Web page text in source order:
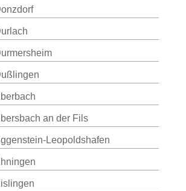
an der Fils
Leopoldshafen